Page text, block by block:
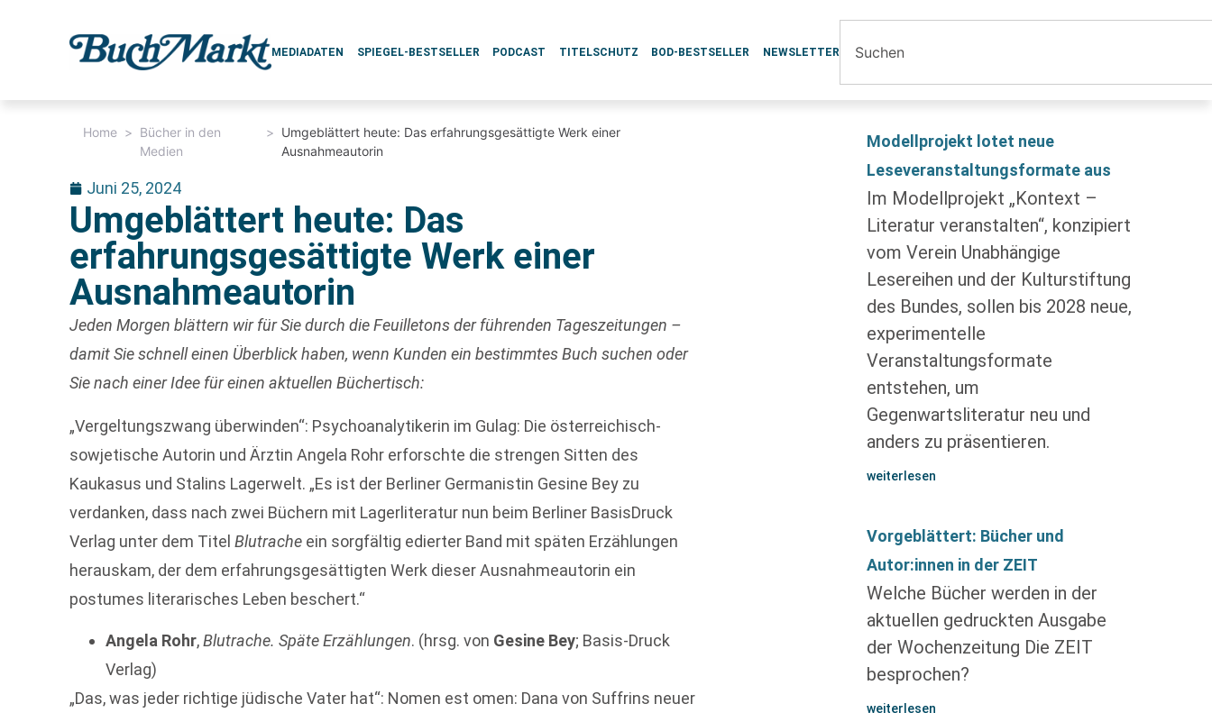
MEDIADATEN SPIEGEL-BESTSELLER PODCAST TITELSCHUTZ BOD-BESTSELLER NEWSLETTER
Home > Bücher in den
Medien
> Umgeblättert heute: Das erfahrungsgesättigte Werk einer
Ausnahmeautorin
Juni 25, 2024
Umgeblättert heute: Das
erfahrungsgesättigte Werk einer
Ausnahmeautorin
Jeden Morgen blättern wir für Sie durch die Feuilletons der führenden Tageszeitungen –
damit Sie schnell einen Überblick haben, wenn Kunden ein bestimmtes Buch suchen oder
Sie nach einer Idee für einenaktuellen Büchertisch:
„Vergeltungszwang überwinden“: Psychoanalytikerin im Gulag: Die österreichisch-
sowjetische Autorin und Ärztin Angela Rohr erforschte die strengen Sitten des
Kaukasus und Stalins Lagerwelt. „Es ist der Berliner Germanistin Gesine Bey zu
verdanken, dass nach zwei Büchern mit Lagerliteratur nun beim Berliner BasisDruck
Verlag unter dem TitelBlutrache ein sorgfältig edierter Band mit späten Erzählungen
herauskam, der dem erfahrungsgesättigten Werk dieser Ausnahmeautorin ein
postumes literarisches Leben beschert.“
Angela Rohr,Blutrache. Späte Erzählungen. (hrsg. von Gesine Bey; Basis-Druck
Verlag)
„Das, was jeder richtige jüdische Vater hat“: Nomen est omen: Dana von Suffrins neuer
Modellprojekt lotet neue
Leseveranstaltungsformate aus
Im Modellprojekt „Kontext –
Literatur veranstalten“, konzipiert
vom Verein Unabhängige
Lesereihen und der Kulturstiftung
des Bundes, sollen bis 2028 neue,
experimentelle
Veranstaltungsformate
entstehen, um
Gegenwartsliteratur neu und
anders zu präsentieren.
weiterlesen
Vorgeblättert: Bücher und
Autor:innen in der ZEIT
Welche Bücher werden in der
aktuellen gedruckten Ausgabe
der Wochenzeitung Die ZEIT
besprochen?
weiterlesen